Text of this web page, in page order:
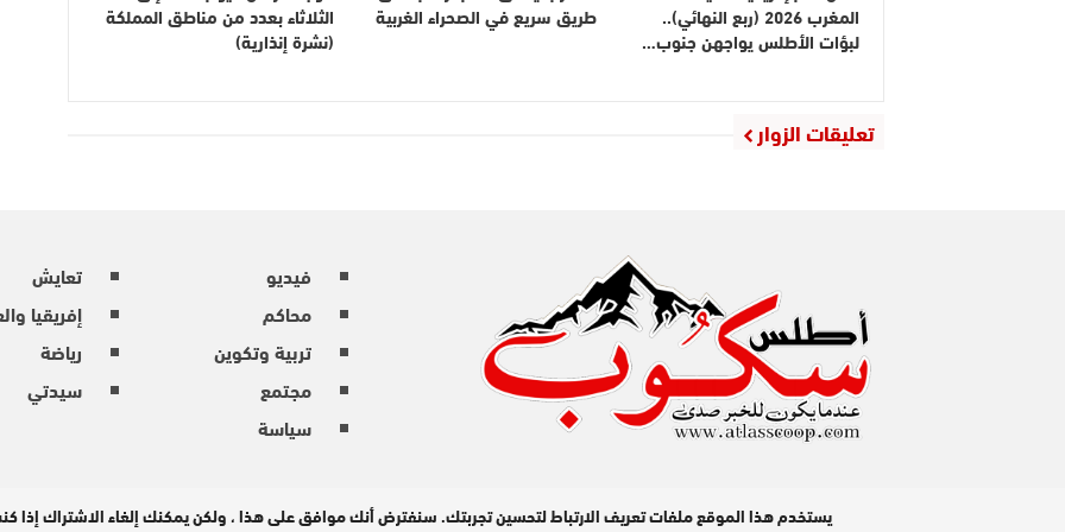
المغرب 2026 (ربع النهائي)..
لبؤات الأطلس يواجهن جنوب…
طريق سريع في الصحراء الغربية الثلاثاء بعدد من مناطق المملكة
(نشرة إنذارية)
تعليقات الزوار
فيديو
محاكم
تربية وتكوين
مجتمع
سياسة
تعايش
إفريقيا
رياضة
سيدتي
مدير النشر : عبد الله عزي / جميع الحقوق محفوظة © 2026
يستخدم هذا الموقع ملفات تعريف الارتباط لتحسين تجربتك. سنفترض أنك موافق على هذا ، ولكن يمكنك إلغاء الاشتراك